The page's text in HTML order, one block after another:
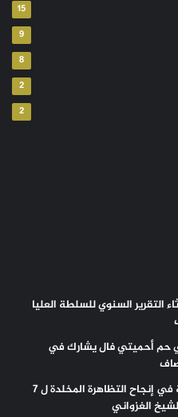
15
9
8
2
2
التقرير السنوي للسلطة العليا
حم أحميتي فال يشارك في
كيفه/ حضرا من نواكشوط للمشاركة في إنجاح التظاهرة المخلدة ل 7
الغزواني